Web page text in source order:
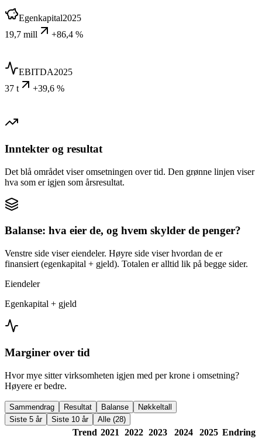
Egenkapital2025
19,7 mill
+86,4 %
EBITDA2025
37 t
+39,6 %
Inntekter og resultat
Det blå området viser omsetningen over tid. Den grønne linjen viser
hva som er igjen som årsresultat.
Balanse: hva eier de, og hvem skylder de penger?
Venstre side viser eiendeler. Høyre side viser hvordan de er
finansiert (egenkapital + gjeld). Totalen er alltid lik på begge sider.
Eiendeler
Egenkapital + gjeld
Marginer over tid
Hvor mye sitter virksomheten igjen med per krone i omsetning?
Høyere er bedre.
Sammendrag Resultat Balanse
Nøkkeltall
Siste 5 år
Siste 10 år Alle (28)
Trend 2021 2022 2023 2024 2025 Endring